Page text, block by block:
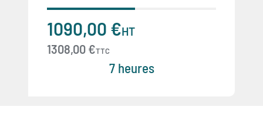
1090,00 €HT
1308,00 €TTC
7 heures